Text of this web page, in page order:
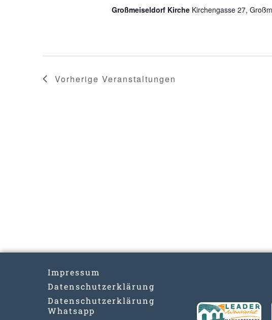
Großmeiseldorf Kirche Kirchengasse 27,
Vorherige Veranstaltungen
Impressum
Datenschutzerklärung
Datenschutzerklärung
Whatsapp